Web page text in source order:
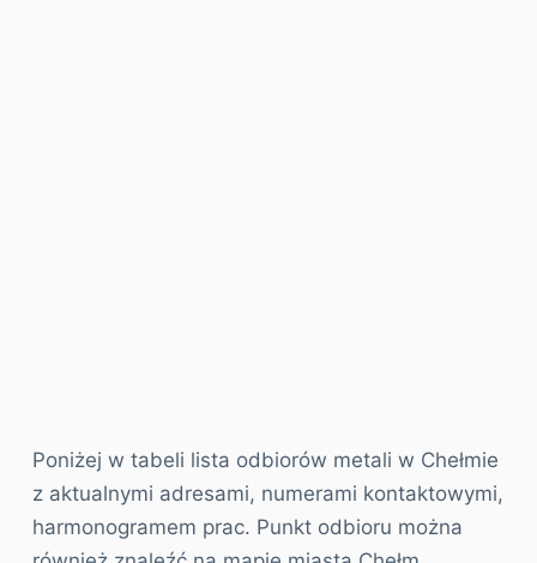
Poniżej w tabeli lista odbiorów metali w Chełmie
z aktualnymi adresami, numerami kontaktowymi,
harmonogramem prac. Punkt odbioru można